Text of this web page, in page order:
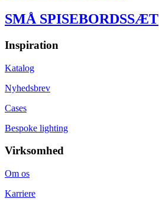
SMÅ SPISEBORDSSÆT
Inspiration
Katalog
Nyhedsbrev
Cases
Bespoke lighting
Virksomhed
Om os
Karriere